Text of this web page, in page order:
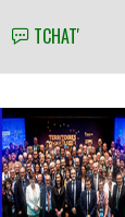
TCHAT'